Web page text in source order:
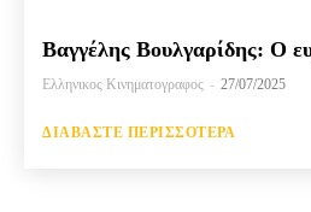
Βαγγέλης Βουλγαρίδης: Ο
Ελληνικος Κινηματογραφος - 27/07/2025
ΔΙΑΒΆΣΤΕ ΠΕΡΙΣΣΌΤΕΡΑ